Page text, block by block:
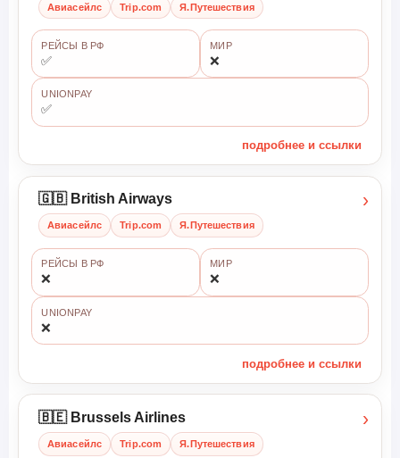
Авиасейлс Trip.com Я.Путешествия
РЕЙСЫ В РФ
✅
МИР
❌
UNIONPAY
✅
подробнее и ссылки
🇬🇧 British Airways
Авиасейлс Trip.com Я.Путешествия
›
РЕЙСЫ В РФ
❌
МИР
❌
UNIONPAY
❌
подробнее и ссылки
🇧🇪 Brussels Airlines
Авиасейлс Trip.com Я.Путешествия
›